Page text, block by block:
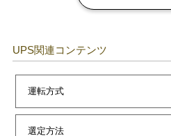
UPS関連コンテンツ
運転方式
選定方法